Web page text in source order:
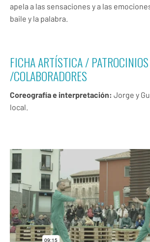
apela a las sensaciones y a las
baile y la palabra.
FICHA ARTÍSTICA / PATROCINIOS
/COLABORADORES
Coreografía e interpretación: Jorge y
local.